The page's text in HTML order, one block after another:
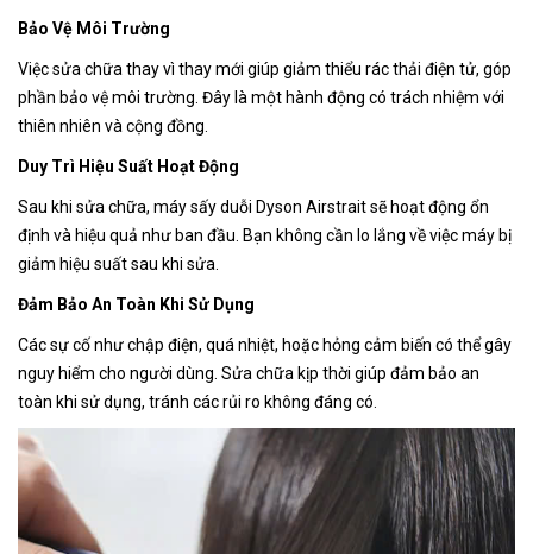
Bảo Vệ Môi Trường
Việc sửa chữa thay vì thay mới giúp giảm thiểu rác thải điện tử, góp
phần bảo vệ môi trường. Đây là một hành động có trách nhiệm với
thiên nhiên và cộng đồng.
Duy Trì Hiệu Suất Hoạt Động
Sau khi sửa chữa, máy sấy duỗi Dyson Airstrait sẽ hoạt động ổn
định và hiệu quả như ban đầu. Bạn không cần lo lắng về việc máy bị
giảm hiệu suất sau khi sửa.
Đảm Bảo An Toàn Khi Sử Dụng
Các sự cố như chập điện, quá nhiệt, hoặc hỏng cảm biến có thể gây
nguy hiểm cho người dùng. Sửa chữa kịp thời giúp đảm bảo an
toàn khi sử dụng, tránh các rủi ro không đáng có.